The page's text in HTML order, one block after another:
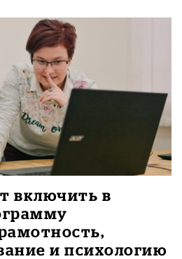
включить в
и психологию